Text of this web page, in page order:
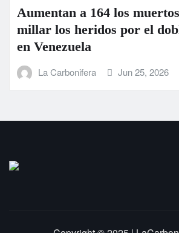
164 los muertos y casi un
por el doble terremoto
Jun 25, 2026